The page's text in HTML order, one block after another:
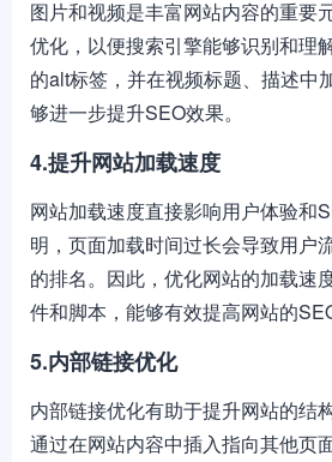
图片和视频是丰富网站内容的重要
优化，以便搜索引擎能够识别和理
的alt标签，并在视频标题、描述中
够进一步提升SEO效果。
4.提升网站加载速度
网站加载速度直接影响用户体验和
明，页面加载时间过长会导致用户
的排名。因此，优化网站的加载速
件和脚本，能够有效提高网站的
5.内部链接优化
内部链接优化有助于提升网站的结
通过在网站内容中插入指向其他页